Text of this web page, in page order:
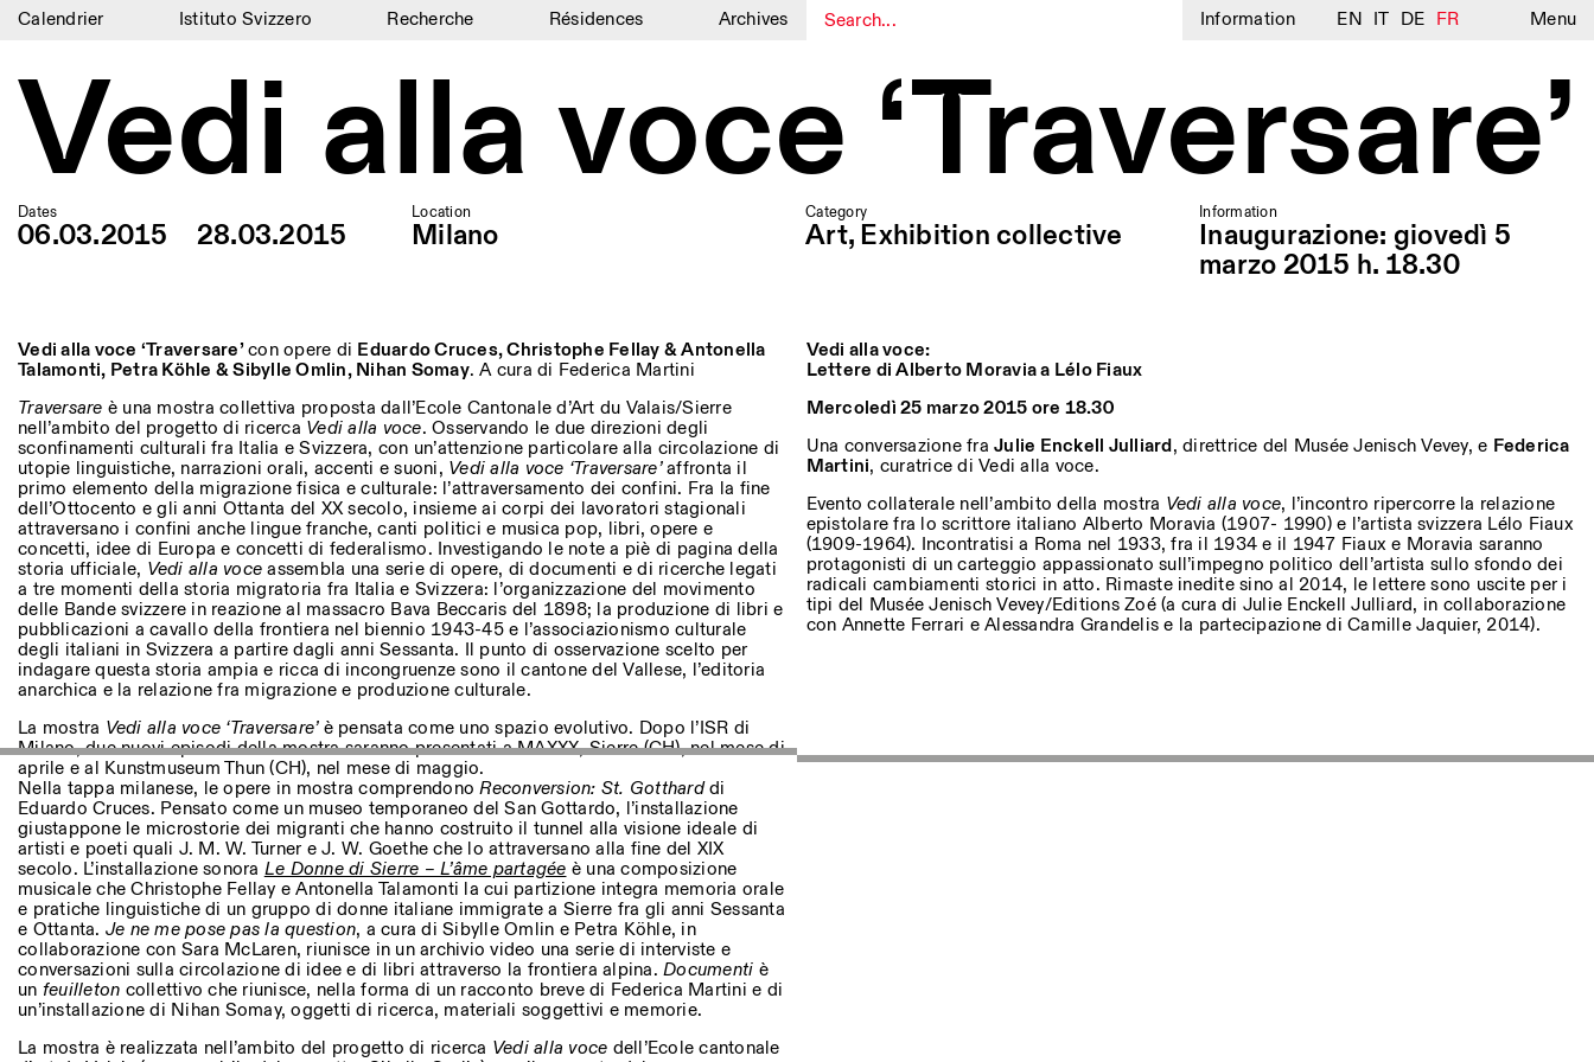
Calendrier Istituto Svizzero Recherche Résidences Archives Information EN IT DE FR Menu
Calendrier
Istituto Svizzero
Recherche
Résidences
Blog
Organisation
Bibliothèque
Jobs
Autres Activités
NEWSLETTER
Inscrivez-vous à notre newsletter pour recevoir informations sur nos événements
Facebook Instagram Linkedin Vimeo Privacy Policy
Vedi alla voce ‘Traversare’
Dates
06.03.2015 28.03.2015
Location
Milano
Category
Art, Exhibition collective
Information
Inaugurazione: giovedì 5
marzo 2015 h. 18.30
Vedi alla voce ‘Traversare’con opere di Eduardo Cruces, Christophe Fellay & Antonella
Talamonti, Petra Köhle & Sibylle Omlin, Nihan Somay. A cura di Federica Martini
Traversare è una mostra collettiva proposta dall’Ecole Cantonale d’Art du Valais/Sierre
nell’ambito del progetto di ricerca Vedi alla voce. Osservando le due direzioni degli
sconfinamenti culturali fra Italia e Svizzera, con un’attenzione particolare alla circolazione di
utopie linguistiche, narrazioni orali, accenti e suoni, Vedi alla voce ‘Traversare’affronta il
primo elemento della migrazione fisica e culturale: l’attraversamento dei confini. Fra la fine
dell’Ottocento e gli anni Ottanta del XX secolo, insieme ai corpi dei lavoratori stagionali
attraversano i confini anche lingue franche, canti politici e musica pop, libri, opere e
concetti, idee di Europa e concetti di federalismo. Investigando le note a piè di pagina della
storia ufficiale, Vedi alla voce assembla una serie di opere, di documenti e di ricerche legati
a tre momenti della storia migratoria fra Italia e Svizzera: l’organizzazione del movimento
delle Bande svizzere in reazione al massacro Bava Beccaris del 1898; la produzione di libri e
pubblicazioni a cavallo della frontiera nel biennio 1943-45 e l’associazionismo culturale
degli italiani in Svizzera a partire dagli anni Sessanta. Il punto di osservazione scelto per
indagare questa storia ampia e ricca di incongruenze sono il cantone del Vallese, l’editoria
anarchica e la relazione fra migrazione e produzione culturale.
La mostra Vedi alla voce ‘Traversare’è pensata come uno spazio evolutivo. Dopo l’ISR di
Milano, due nuovi episodi della mostra saranno presentati a MAXXX, Sierre (CH), nel mese di
aprile e al Kunstmuseum Thun (CH), nel mese di maggio.
Nella tappa milanese, le opere in mostra comprendonoReconversion: St. Gottharddi
Eduardo Cruces. Pensato come un museo temporaneo del San Gottardo, l’installazione
giustappone le microstorie dei migranti che hanno costruito il tunnel alla visione ideale di
artisti e poeti quali J. M. W. Turner e J. W. Goethe che lo attraversano alla fine del XIX
secolo. L’installazione sonora Le Donne di Sierre – L’âme partagée è una composizione
musicale che Christophe Fellay e Antonella Talamonti la cui partizione integra memoria orale
e pratiche linguistiche di un gruppo di donne italiane immigrate a Sierre fra gli anni Sessanta
e Ottanta. Je ne me pose pas la question, a cura di Sibylle Omlin e Petra Köhle, in
collaborazione con Sara McLaren, riunisce in un archivio video una serie di interviste e
conversazioni sulla circolazione di idee e di libri attraverso la frontiera alpina. Documenti è
un feuilleton collettivo che riunisce, nella forma di un racconto breve di Federica Martini e di
un’installazione di Nihan Somay, oggetti di ricerca, materiali soggettivi e memorie.
La mostra è realizzata nell’ambito del progetto di ricerca Vedi alla voce dell’Ecole cantonale
Vedi alla voce:
Lettere di Alberto Moravia a Lélo Fiaux
Mercoledì 25 marzo 2015 ore 18.30
Una conversazione fra Julie Enckell Julliard, direttrice del Musée Jenisch Vevey, e Federica
Martini, curatrice di Vedi alla voce.
Evento collaterale nell’ambito della mostra Vedi alla voce, l’incontro ripercorre la relazione
epistolare fra lo scrittore italiano Alberto Moravia (1907- 1990) e l’artista svizzera Lélo Fiaux
(1909-1964). Incontratisi a Roma nel 1933, fra il 1934 e il 1947 Fiaux e Moravia saranno
protagonisti di un carteggio appassionato sull’impegno politico dell’artista sullo sfondo dei
radicali cambiamenti storici in atto. Rimaste inedite sino al 2014, le lettere sono uscite per i
tipi del Musée Jenisch Vevey/Editions Zoé (a cura di Julie Enckell Julliard, in collaborazione
con Annette Ferrari e Alessandra Grandelis e la partecipazione di Camille Jaquier, 2014).